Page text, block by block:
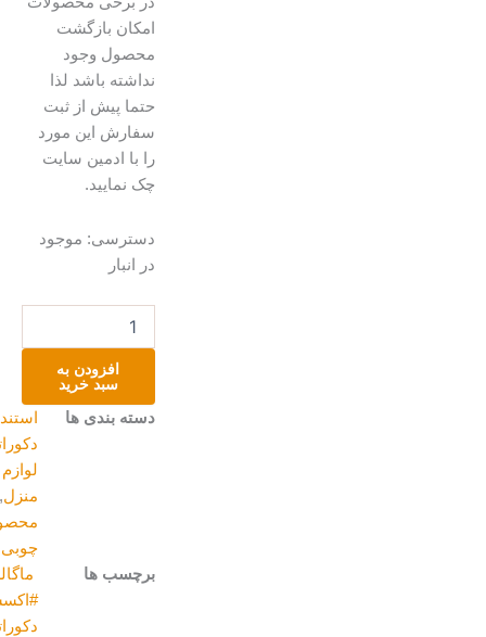
امکان بازگشت
محصول وجود
نداشته باشد لذا
حتما پیش از ثبت
سفارش این مورد
را با ادمین سایت
چک نمایید.
دسترسی: موجود
در انبار
افزودن به
سبد خرید
دسته بندی ها
استند
دکوراتیو و
محصولات
برچسب ها
ماگالری,
#اکسسوری,
دکوراتیو,